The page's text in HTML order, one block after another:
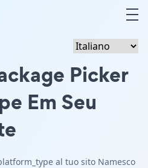
Picker
Em Seu
al tuo sito Namesco